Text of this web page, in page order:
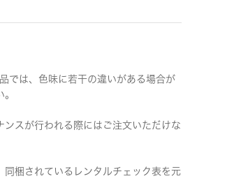
では、色味に若干の違いがある場合が
スが行われる際にはご注文いただけな
梱されているレンタルチェック表を元